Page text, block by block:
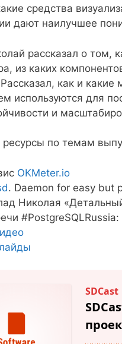
средства
дают наилучшее
рассказал о том,
из каких
как и
используются для
и
по темам
OKMeter.io
. Daemon for easy but
Николая
#PostgreSQLRussia: